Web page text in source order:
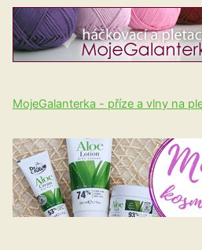
MojeGalanterka - příze a vlny na